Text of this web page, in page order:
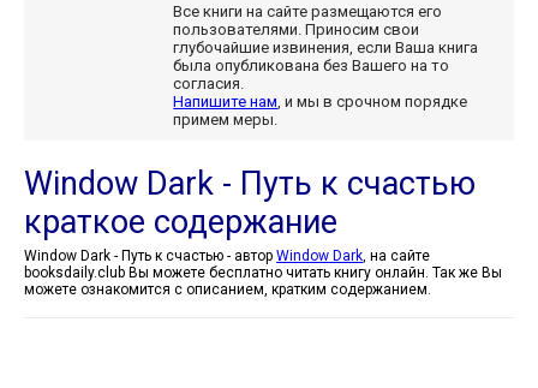
Все книги на сайте размещаются его
пользователями. Приносим свои
глубочайшие извинения, если Ваша книга
была опубликована без Вашего на то
согласия.
Напишите нам, и мы в срочном порядке
примем меры.
Window Dark - Путь к счастью
краткое содержание
Window Dark - Путь к счастью - автор Window Dark, на сайте
booksdaily.club Вы можете бесплатно читать книгу онлайн. Так же Вы
можете ознакомится с описанием, кратким содержанием.